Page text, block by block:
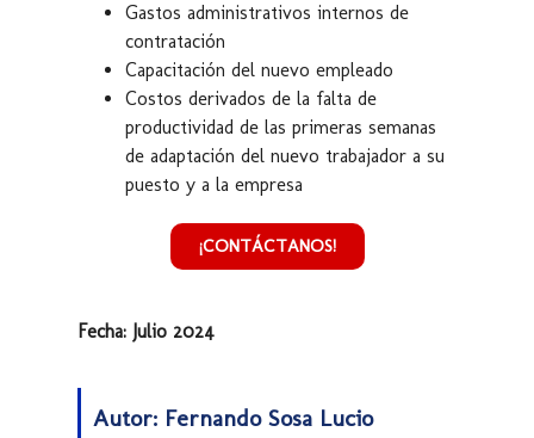
Gastos administrativos internos de
contratación
Capacitación del nuevo empleado
Costos derivados de la falta de
productividad de las primeras semanas
de adaptación del nuevo trabajador a su
puesto y a la empresa
¡CONTÁCTANOS!
Fecha: Julio 2024
Autor: Fernando Sosa Lucio